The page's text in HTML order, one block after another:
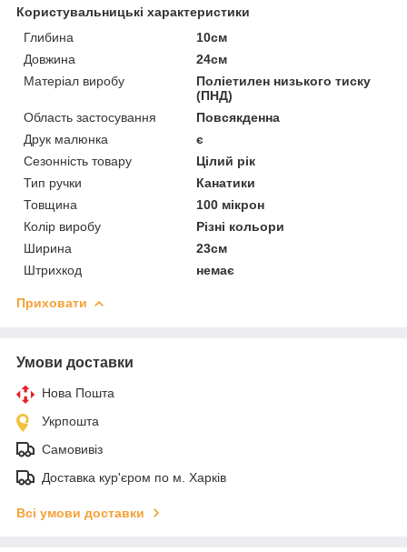
Користувальницькі характеристики
Глибина
10см
Довжина
24см
Матеріал виробу
Поліетилен низького тиску
(ПНД)
Область застосування
Повсякденна
Друк малюнка
є
Сезонність товару
Цілий рік
Тип ручки
Канатики
Товщина
100 мікрон
Колір виробу
Різні кольори
Ширина
23см
Штрихкод
немає
Приховати
Умови доставки
Нова Пошта
Укрпошта
Самовивіз
Доставка кур'єром по м. Харків
Всі умови доставки